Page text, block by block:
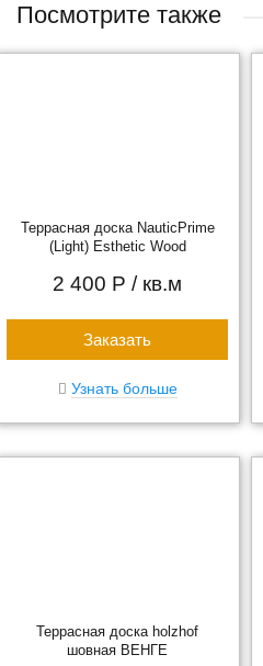
Посмотрите также
Террасная доска NauticPrime
(Light) Esthetic Wood
2 400 Р / кв.м
Заказать
Узнать больше
Террасная доска holzhof
шовная ВЕНГЕ